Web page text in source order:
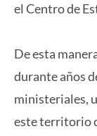
el Centro de
De esta
durante años
ministeriales,
este territorio